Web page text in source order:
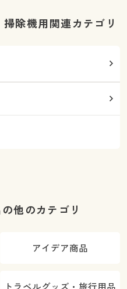
除機用関連カテゴリ
他のカテゴリ
アイデア商品